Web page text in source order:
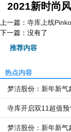
2021新时尚
上一篇： 寺库上线
下一篇：没有了
推荐内容
热点内容
梦洁股份：新年新气
寺库开启双11超值预
梦洁股份：新年新气